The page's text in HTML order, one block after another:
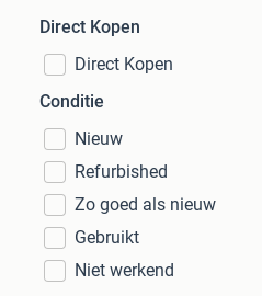
Direct Kopen
Direct Kopen
Conditie
Nieuw
Refurbished
Zo goed als nieuw
Gebruikt
Niet werkend